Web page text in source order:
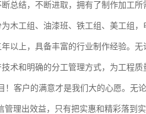
总结，不断进取，拥有了制作加工
木工组、油漆班、铁工组、美工组
以上，具备丰富的行业制作经验。
术和明确的分工管理方式，为工程
！客户的满意才是我们大的心愿。
理出效益，只有把实惠和精彩落到